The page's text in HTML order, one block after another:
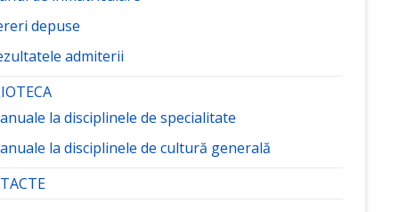
depuse
admiterii
la disciplinele de specialitate
la disciplinele de cultură generală